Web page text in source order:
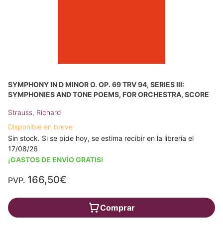
SYMPHONY IN D MINOR O. OP. 69 TRV 94, SERIES III:
SYMPHONIES AND TONE POEMS, FOR ORCHESTRA, SCORE
Strauss, Richard
Disponible en breve
Sin stock. Si se pide hoy, se estima recibir en la librería el
17/08/26
¡GASTOS DE ENVÍO GRATIS!
PVP. 166,50€
Comprar